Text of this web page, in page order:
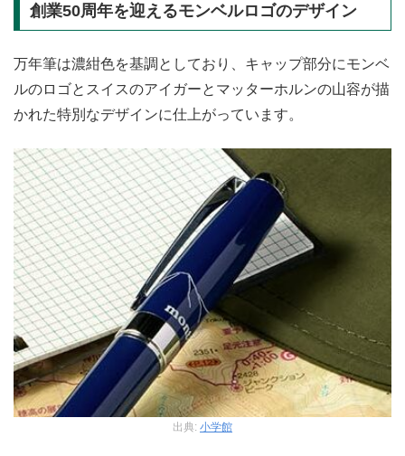
創業50周年を迎えるモンベルロゴのデザイン
万年筆は濃紺色を基調としており、キャップ部分にモンベ
ルのロゴとスイスのアイガーとマッターホルンの山容が描
かれた特別なデザインに仕上がっています。
出典: 小学館